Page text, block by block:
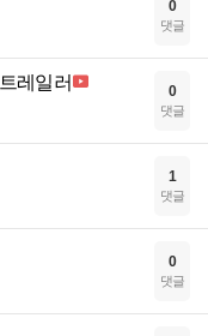
0
댓글
레일러 0
댓글
1
댓글
0
댓글